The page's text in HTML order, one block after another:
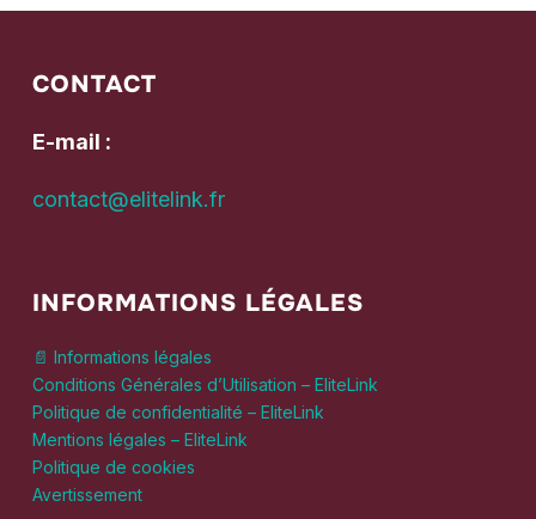
CONTACT
E-mail :
contact@elitelink.fr
INFORMATIONS LÉGALES
📄 Informations légales
Conditions Générales d’Utilisation – EliteLink
Politique de confidentialité – EliteLink
Mentions légales – EliteLink
Politique de cookies
Avertissement